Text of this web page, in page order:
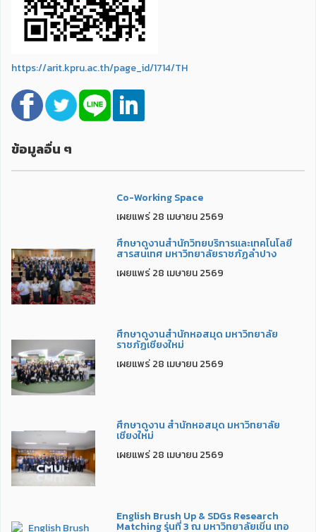
https://arit.kpru.ac.th/page_id/1714/TH
ข้อมูลอื่น ๆ
Co-Working Space
เผยแพร่ 28 เมษายน 2569
ศึกษาดูงานสำนักวิทยบริการและเทคโนโลยี
สารสนเทศ มหาวิทยาลัยราชภัฏลำปาง
เผยแพร่ 28 เมษายน 2569
ศึกษาดูงานสำนักหอสมุด มหาวิทยาลัย
ราชภัฏเชียงใหม่
เผยแพร่ 28 เมษายน 2569
ศึกษาดูงาน สำนักหอสมุด มหาวิทยาลัย
เชียงใหม่
เผยแพร่ 28 เมษายน 2569
English Brush Up & SDGs Research
Matching รุ่นที่ 3 ณ มหาวิทยาลัยเขิ่น เทอ